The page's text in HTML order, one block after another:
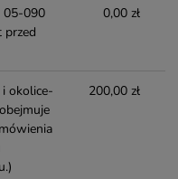
05-090
przed
0,00 zł
okolice-
200,00 zł